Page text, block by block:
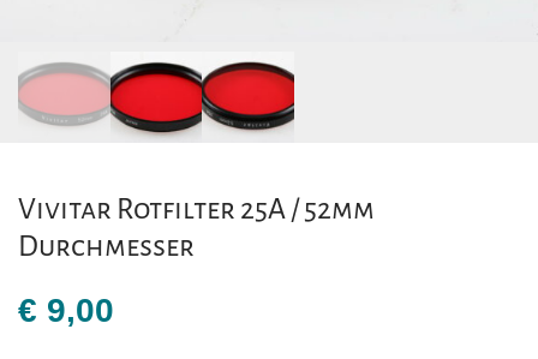
Vivitar Rotfilter 25A / 52mm
Durchmesser
€ 9,00